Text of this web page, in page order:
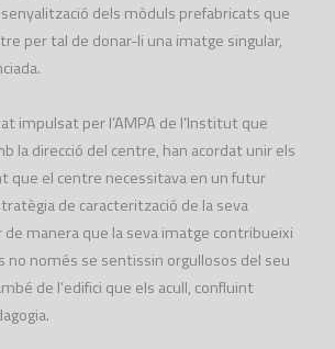
dels mòduls prefabricats que
per tal de donar-li una imatge singular,
impulsat per l’AMPA de l’Institut que
la direcció del centre, han acordat unir els
que el centre necessitava en un futur
de caracterització de la seva
manera que la seva imatge contribueixi
no només se sentissin orgullosos del seu
de l’edifici que els acull, confluint